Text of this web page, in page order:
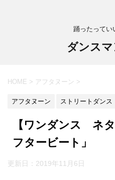
踊ったってい
ダンス
HOME > アフタヌーン >
アフタヌーン ストリートダンス
【ワンダンス ネ
フタービート」
更新日： 2019年11月6日